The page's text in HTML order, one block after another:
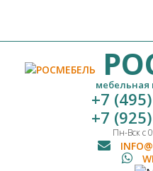
мебельная
+7
+7
Пн-Вск с